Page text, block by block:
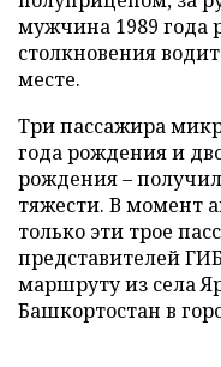
мужчина 1989 года
столкновения
месте.
Три пассажира
года рождения и
рождения –
тяжести. В момент
только эти трое
представителей
маршруту из села
Башкортостан в